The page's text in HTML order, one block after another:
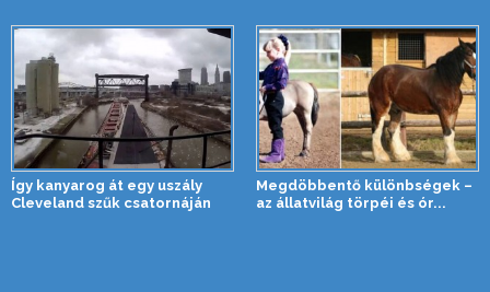
Így kanyarog át egy uszály
Cleveland szűk csatornáján
Megdöbbentő különbségek –
az állatvilág törpéi és ór...